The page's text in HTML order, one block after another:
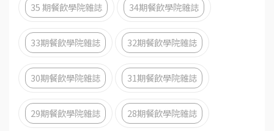
35 期餐飲學院雜誌 34期餐飲學院雜誌
33期餐飲學院雜誌 32期餐飲學院雜誌
30期餐飲學院雜誌 31期餐飲學院雜誌
29期餐飲學院雜誌 28期餐飲學院雜誌